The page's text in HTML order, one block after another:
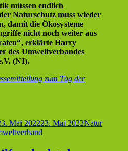
müssen endlich
Naturschutz muss wieder
damit die Ökosysteme
nicht noch weiter aus
erklärte Harry
des Umweltverbandes
(NI).
zum Tag der
Mai 202223. Mai 2022Natur